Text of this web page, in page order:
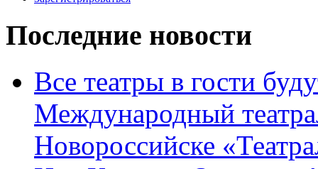
Последние новости
Все театры в гости
Международный
Новороссийске